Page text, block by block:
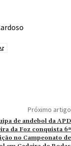
Próximo artigo
de andebol da APD
da Foz conquista 6ª
no Campeonato de